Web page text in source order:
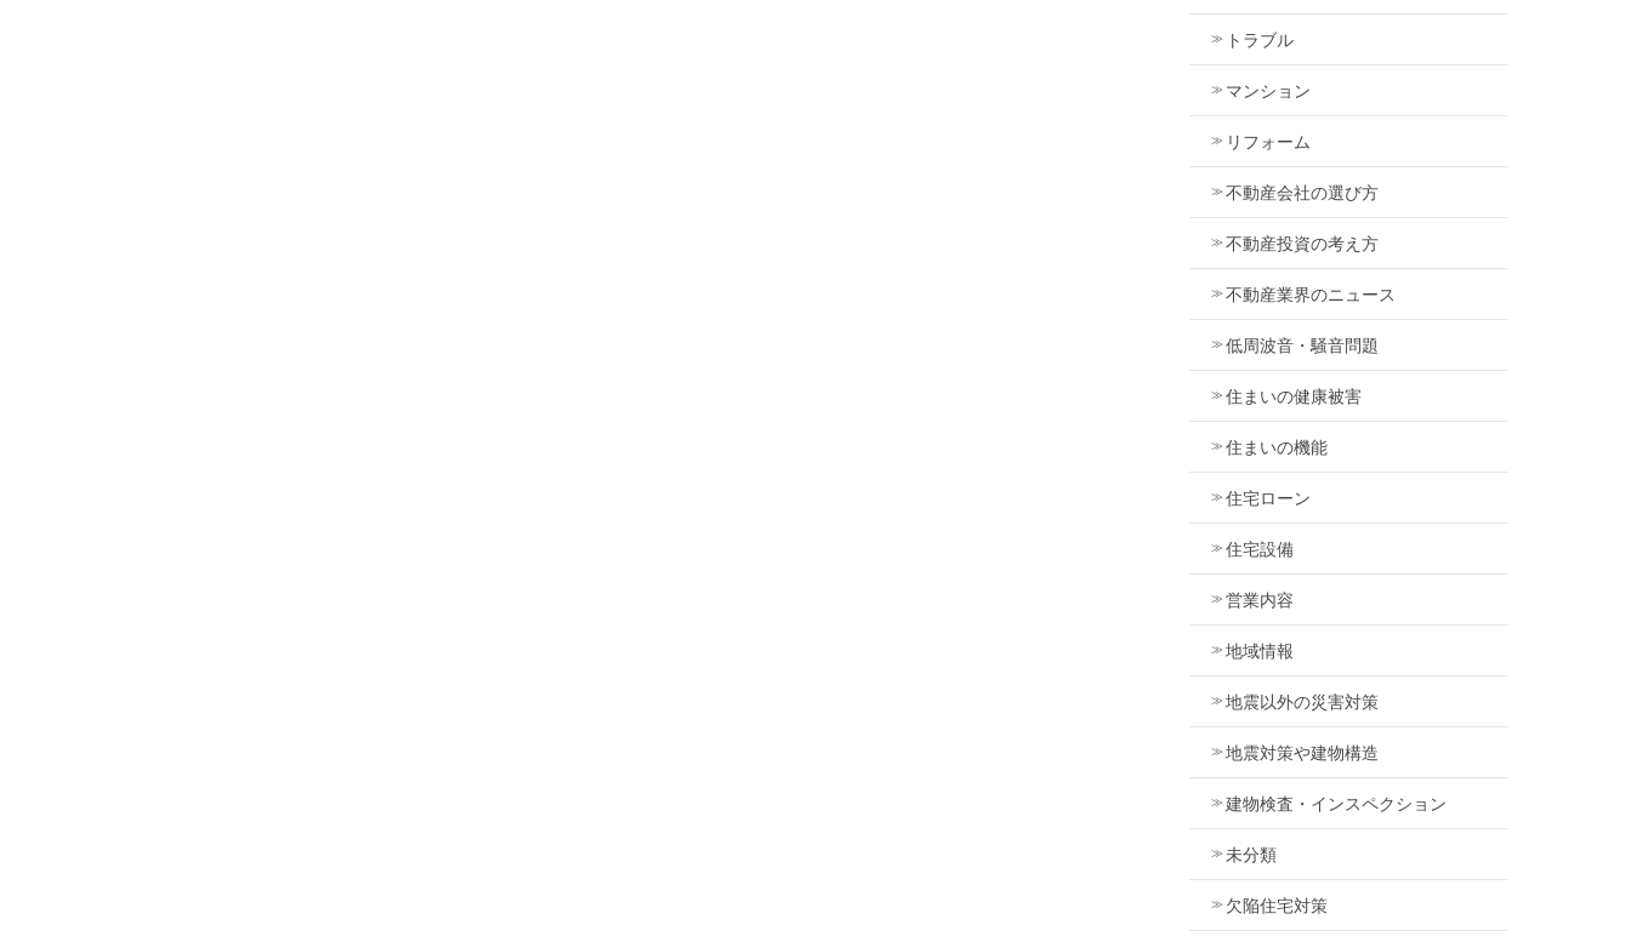
トラブル
マンション
リフォーム
不動産会社の選び方
不動産投資の考え方
不動産業界のニュース
低周波音・騒音問題
住まいの健康被害
住まいの機能
住宅ローン
住宅設備
営業内容
地域情報
地震以外の災害対策
地震対策や建物構造
建物検査・インスペクション
未分類
欠陥住宅対策